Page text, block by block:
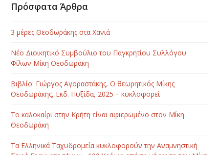
Πρόσφατα Άρθρα
3 μέρες Θεοδωράκης στα Χανιά
Νέο Διοικητικό Συμβούλιο του Παγκρητίου Συλλόγου
Φίλων Μίκη Θεοδωράκη
Βιβλίο: Γιώργος Αγοραστάκης, Ο θεωρητικός Μίκης
Θεοδωράκης, Εκδ. Πυξίδα, 2025 – κυκλοφορεί
Το καλοκαίρι στην Κρήτη είναι αφιερωμένο στον Μίκη
Θεοδωράκη
Τα Ελληνικά Ταχυδρομεία κυκλοφορούν την Αναμνηστική